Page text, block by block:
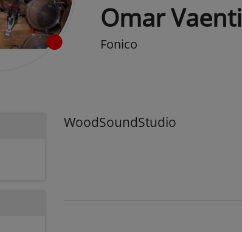
Omar Vaenti
Fonico
WoodSoundStudio